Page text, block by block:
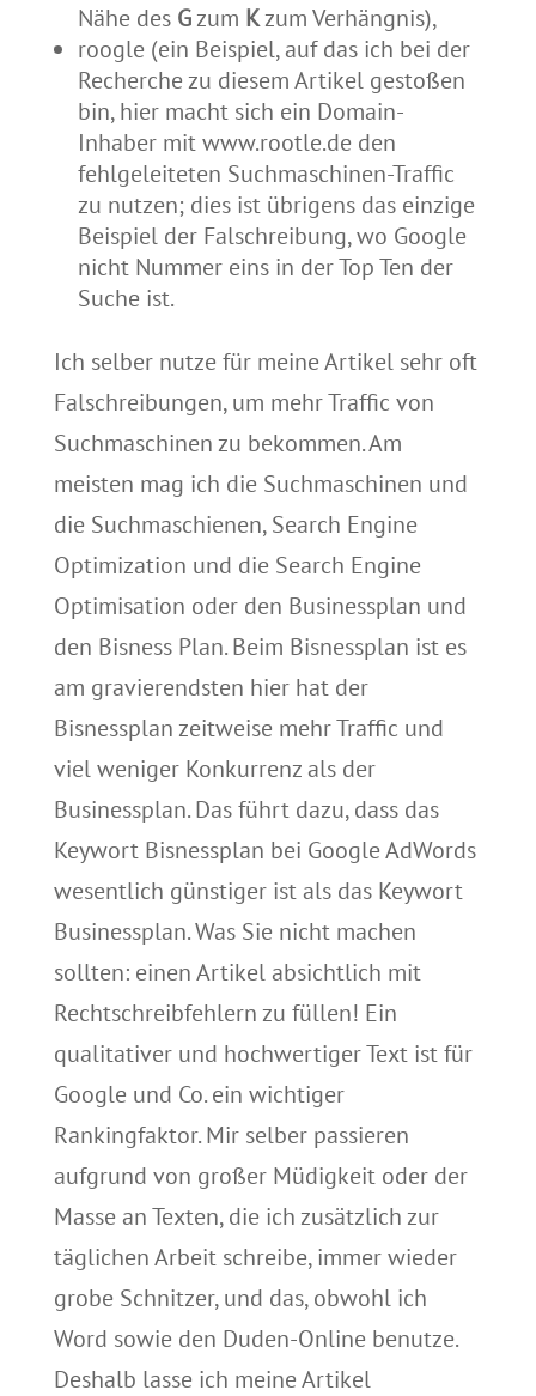
Nähe des Gzum Kzum Verhängnis),
roogle (ein Beispiel, auf das ich bei der
Recherche zu diesem Artikel gestoßen
bin, hier macht sich ein Domain-
Inhaber mit www.rootle.de den
fehlgeleiteten Suchmaschinen-Traffic
zu nutzen; dies ist übrigens das einzige
Beispiel der Falschreibung, wo Google
nicht Nummer eins in der Top Ten der
Suche ist.
Ich selber nutze für meine Artikel sehr oft
Falschreibungen, um mehr Traffic von
Suchmaschinen zu bekommen. Am
meisten mag ich die Suchmaschinen und
die Suchmaschienen, Search Engine
Optimization und die Search Engine
Optimisation oder den Businessplan und
den Bisness Plan. Beim Bisnessplan ist es
am gravierendsten hier hat der
Bisnessplan zeitweise mehr Traffic und
viel weniger Konkurrenz als der
Businessplan. Das führt dazu, dass das
Keywort Bisnessplan bei Google AdWords
wesentlich günstiger ist als das Keywort
Businessplan. Was Sie nicht machen
sollten: einen Artikel absichtlich mit
Rechtschreibfehlern zu füllen! Ein
qualitativer und hochwertiger Text ist für
Google und Co. ein wichtiger
Rankingfaktor. Mir selber passieren
aufgrund von großer Müdigkeit oder der
Masse an Texten, die ich zusätzlich zur
täglichen Arbeit schreibe, immer wieder
grobe Schnitzer, und das, obwohl ich
Word sowie den Duden-Online benutze.
Deshalb lasse ich meine Artikel